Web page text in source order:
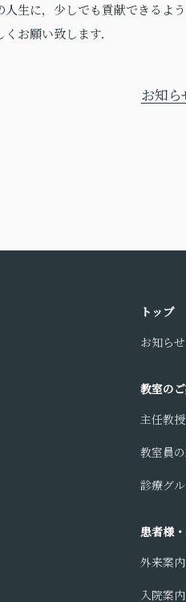
人生に，少しでも貢献できるよ
お願い致します．
お知ら
トップ
お知らせ
教室の
主任教
教室員
診療グ
患者様
外来案内
入院案内